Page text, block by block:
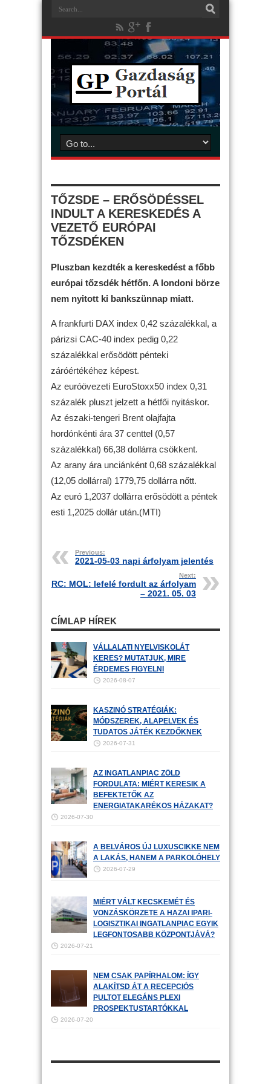
TŐZSDE – ERŐSÖDÉSSEL
INDULT A KERESKEDÉS A
VEZETŐ EURÓPAI
TŐZSDÉKEN
Pluszban kezdték a kereskedést a főbb
európai tőzsdék hétfőn. A londoni börze
nem nyitott ki bankszünnap miatt.
A frankfurti DAX index 0,42 százalékkal, a
párizsi CAC-40 index pedig 0,22
százalékkal erősödött pénteki
záróértékéhez képest.
Az euróövezeti EuroStoxx50 index 0,31
százalék pluszt jelzett a hétfői nyitáskor.
Az északi-tengeri Brent olajfajta
hordónkénti ára 37 centtel (0,57
százalékkal) 66,38 dollárra csökkent.
Az arany ára unciánként 0,68 százalékkal
(12,05 dollárral) 1779,75 dollárra nőtt.
Az euró 1,2037 dollárra erősödött a péntek
esti 1,2025 dollár után.(MTI)
Previous:
2021-05-03 napi árfolyam jelentés
Next:
RC: MOL: lefelé fordult az árfolyam
– 2021. 05. 03
CÍMLAP HÍREK
VÁLLALATI NYELVISKOLÁT
KERES? MUTATJUK, MIRE
ÉRDEMES FIGYELNI
2026-08-07
KASZINÓ STRATÉGIÁK:
MÓDSZEREK, ALAPELVEK ÉS
TUDATOS JÁTÉK KEZDŐKNEK
2026-07-31
AZ INGATLANPIAC ZÖLD
FORDULATA: MIÉRT KERESIK A
BEFEKTETŐK AZ
ENERGIATAKARÉKOS HÁZAKAT?
2026-07-30
A BELVÁROS ÚJ LUXUSCIKKE NEM
A LAKÁS, HANEM A PARKOLÓHELY
2026-07-29
MIÉRT VÁLT KECSKEMÉT ÉS
VONZÁSKÖRZETE A HAZAI IPARI-
LOGISZTIKAI INGATLANPIAC EGYIK
LEGFONTOSABB KÖZPONTJÁVÁ?
2026-07-21
NEM CSAK PAPÍRHALOM: ÍGY
ALAKÍTSD ÁT A RECEPCIÓS
PULTOT ELEGÁNS PLEXI
PROSPEKTUSTARTÓKKAL
2026-07-20